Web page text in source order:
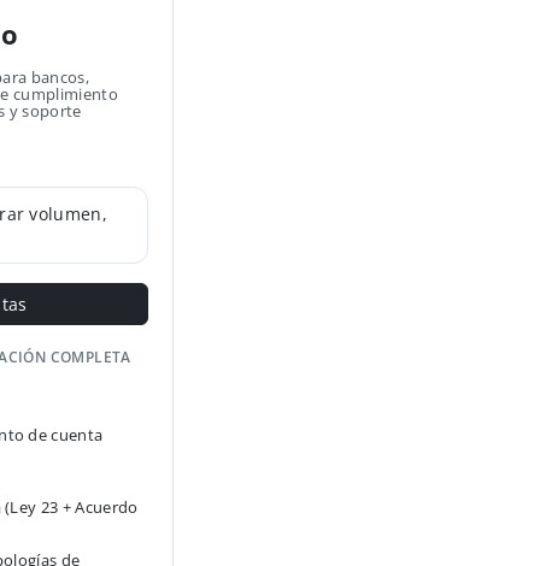
bancos,
cumplimiento
y soporte
volumen,
COMPLETA
de cuenta
23 + Acuerdo
de